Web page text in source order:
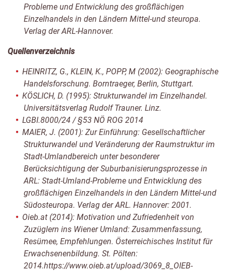
Probleme und Entwicklung des großflächigen
Einzelhandels in den Ländern Mittel-und steuropa.
Verlag der ARL-Hannover.
Quellenverzeichnis
HEINRITZ, G., KLEIN, K., POPP, M (2002): Geographische
Handelsforschung. Borntraeger, Berlin, Stuttgart.
KÖSLICH, D. (1995): Strukturwandel im Einzelhandel.
Universitätsverlag Rudolf Trauner. Linz.
LGBI.8000/24 / §53 NÖ ROG 2014
MAIER, J. (2001): Zur Einführung: Gesellschaftlicher
Strukturwandel und Veränderung der Raumstruktur im
Stadt-Umlandbereich unter besonderer
Berücksichtigung der Suburbanisierungsprozesse in
ARL: Stadt-Umland-Probleme und Entwicklung des
großflächigen Einzelhandels in den Ländern Mittel-und
Südosteuropa. Verlag der ARL. Hannover: 2001.
Oieb.at (2014): Motivation und Zufriedenheit von
Zuzüglern ins Wiener Umland: Zusammenfassung,
Resümee, Empfehlungen. Österreichisches Institut für
Erwachsenenbildung. St. Pölten:
2014.https://www.oieb.at/upload/3069_8_OIEB-